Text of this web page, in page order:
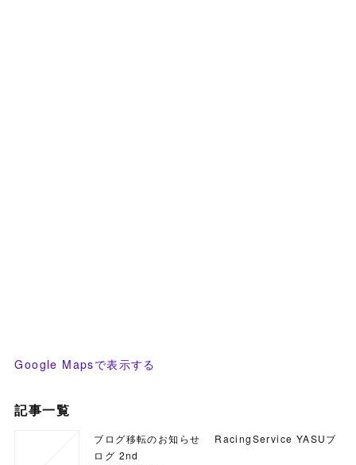
Google Mapsで表示する
記事一覧
ブログ移転のお知らせ RacingService YASUブ
ログ 2nd